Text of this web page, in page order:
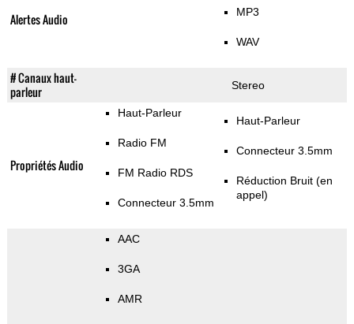
Alertes Audio MP3
WAV
# Canaux haut-
parleur
Stereo
Propriétés Audio
Haut-Parleur
Radio FM
FM Radio RDS
Connecteur 3.5mm
Haut-Parleur
Connecteur 3.5mm
Réduction Bruit (en
appel)
AAC
3GA
AMR